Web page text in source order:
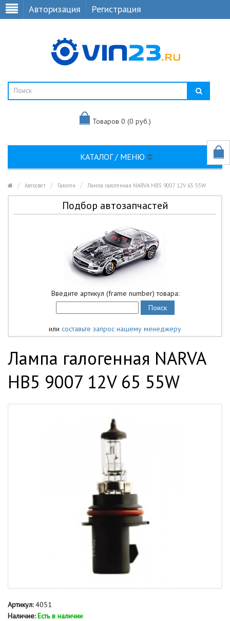
Авторизация Регистрация
Товаров 0 (0 руб.)
КАТАЛОГ / МЕНЮ
Автосвет Галоген Лампа галогенная NARVA HB5 9007 12V 65 55W
Подбор автозапчастей
Введите артикул (frame number) товара:
или составьте запрос нашему менеджеру
Лампа галогенная NARVA
HB5 9007 12V 65 55W
Артикул:4051
Наличие: Есть в наличии